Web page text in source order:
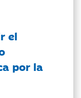
el
por la